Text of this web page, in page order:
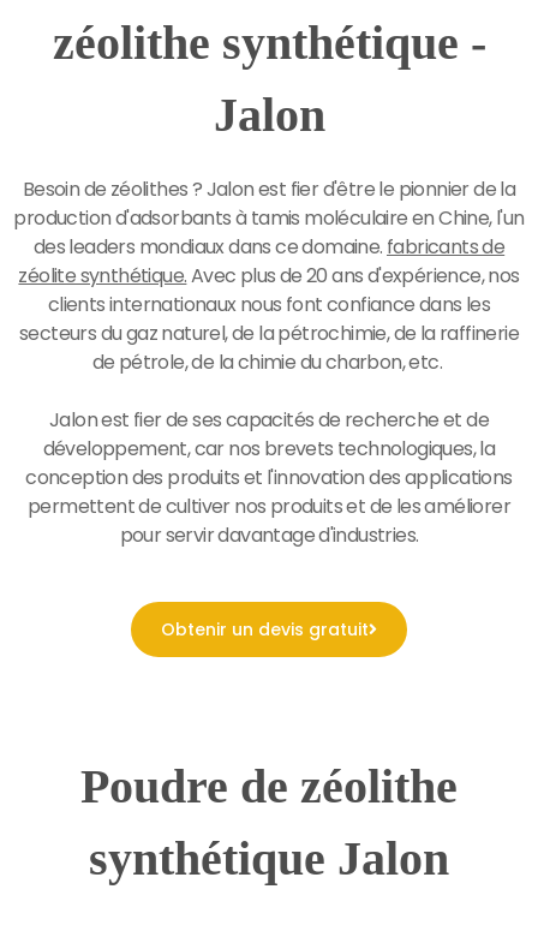
zéolithe synthétique -
Jalon
Besoin de zéolithes ? Jalon est fier d'être le pionnier de la
production d'adsorbants à tamis moléculaire en Chine, l'un
des leaders mondiaux dans ce domaine. fabricants de
zéolite synthétique.Avec plus de 20 ans d'expérience, nos
clients internationaux nous font confiance dans les
secteurs du gaz naturel, de la pétrochimie, de la raffinerie
de pétrole, de la chimie du charbon, etc.
Jalon est fier de ses capacités de recherche et de
développement, car nos brevets technologiques, la
conception des produits et l'innovation des applications
permettent de cultiver nos produits et de les améliorer
pour servir davantage d'industries.
Obtenir un devis gratuit
Poudre de zéolithe
synthétique Jalon